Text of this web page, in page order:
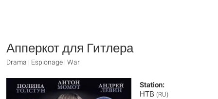
Апперкот для Гитлера
Drama | Espionage | War
Station:
НТВ (RU)